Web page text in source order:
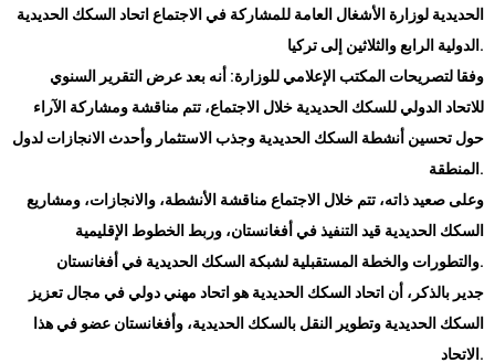
الحديدية لوزارة الأشغال العامة للمشاركة في الاجتماع اتحاد السكك الحديدية
الدولية الرابع والثلاثين إلى تركيا .
وفقا لتصريحات المكتب الإعلامي للوزارة: أنه بعد عرض التقرير السنوي
للاتحاد الدولي للسكك الحديدية خلال الاجتماع، تتم مناقشة ومشاركة الآراء
حول تحسين أنشطة السكك الحديدية وجذب الاستثمار وأحدث الانجازات لدول
المنطقة .
وعلى صعيد ذاته، تتم خلال الاجتماع مناقشة الأنشطة، والانجازات، ومشاريع
السكك الحديدية قيد التنفيذ في أفغانستان، وربط الخطوط الإقليمية
والتطورات والخطة المستقبلية لشبكة السكك الحديدية في أفغانستان.
جدير بالذكر، أن اتحاد السكك الحديدية هو اتحاد مهني دولي في مجال تعزيز
السكك الحديدية وتطوير النقل بالسكك الحديدية، وأفغانستان عضو في هذا
الاتحاد.